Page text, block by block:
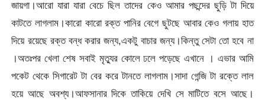
জায়গা।আরো যারা যারা বেচে ছিল তাদের কেও আমার পছন্দের ছুড়ি টা দিয়ে
কাটতে লাগলাম।কারো কারো রক্ত পানির বেগে ছুটছে আবার কেও গলায় হাত
দিয়ে রয়েছে রক্ত বন্ধ করার জন্য,একটু বাচার জন্য।কিন্তু সেটা তো হবে না
।অতঃপর খেলা শেষ সবাই মৃত্যুর কোলে ঢলে পড়েছে এখানে । এভার আমি
পকেট থেকে সিগারেট টা বের করে টানতে লাগলাম।সাদা গেন্জি টা রক্তে লাল
হয়ে আছে অবশ্য।আফসানার দিকে তাকিয়ে দেখি সে মাটিতে বসে আছে।